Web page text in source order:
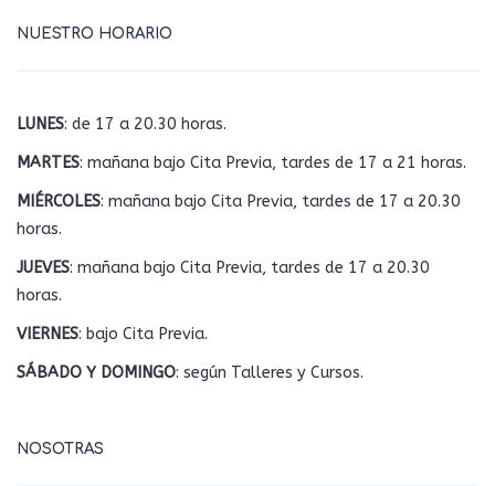
NUESTRO HORARIO
LUNES: de 17 a 20.30 horas.
MARTES: mañana bajo Cita Previa, tardes de 17 a 21 horas.
MIÉRCOLES: mañana bajo Cita Previa, tardes de 17 a 20.30
horas.
JUEVES: mañana bajo Cita Previa, tardes de 17 a 20.30
horas.
VIERNES: bajo Cita Previa.
SÁBADO Y DOMINGO: según Talleres y Cursos.
NOSOTRAS